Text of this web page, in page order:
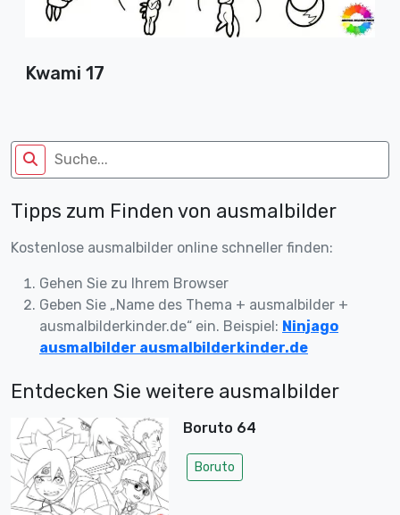
Kwami 17
Tipps zum Finden von ausmalbilder
Kostenlose ausmalbilder online schneller finden:
Gehen Sie zu Ihrem Browser
Geben Sie „Name des Thema + ausmalbilder +
ausmalbilderkinder.de“ ein. Beispiel: Ninjago
ausmalbilder ausmalbilderkinder.de
Entdecken Sie weitere ausmalbilder
Boruto 64
Boruto